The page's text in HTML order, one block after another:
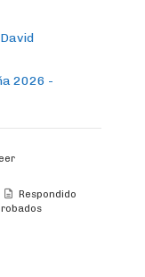
David
2026 -
Respondido